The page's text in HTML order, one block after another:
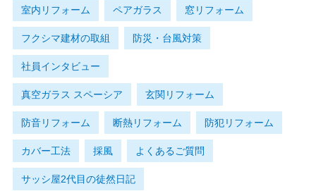
室内リフォーム ペアガラス 窓リフォーム
フクシマ建材の取組
社員インタビュー
防災・台風対策
真空ガラス スペーシア 玄関リフォーム
防音リフォーム 断熱リフォーム 防犯リフォーム
カバー工法 採風 よくあるご質問
サッシ屋2代目の徒然日記